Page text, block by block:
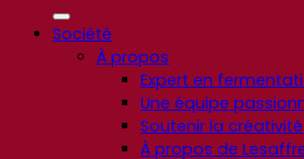
Société
À propos
Expert en
Une équipe
Soutenir la créativité
À propos de